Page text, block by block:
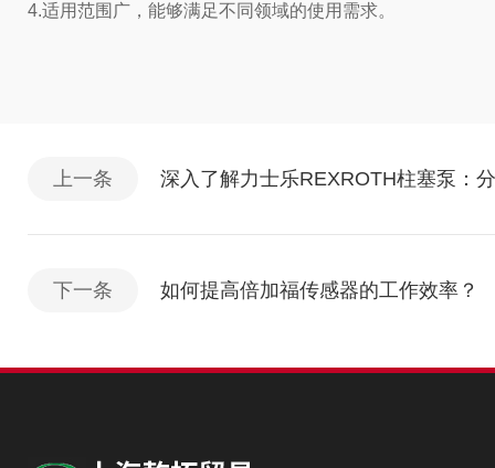
4.适用范围广，能够满足不同领域的使用需求。
上一条 深入了解力士乐REXROTH柱塞泵：
下一条 如何提高倍加福传感器的工作效率？